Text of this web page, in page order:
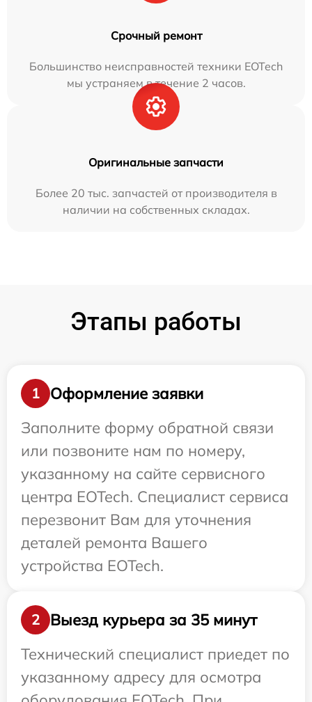
Срочный ремонт
Большинство неисправностей техники EOTech
мы устраняем в течение 2 часов.
Оригинальные запчасти
Более 20 тыс. запчастей от производителя в
наличии на собственных складах.
Этапы работы
1
Оформление заявки
Заполните форму обратной связи
или позвоните нам по номеру,
указанному на сайте сервисного
центра EOTech. Специалист сервиса
перезвонит Вам для уточнения
деталей ремонта Вашего
устройства EOTech.
2
Выезд курьера за 35 минут
Технический специалист приедет по
указанному адресу для осмотра